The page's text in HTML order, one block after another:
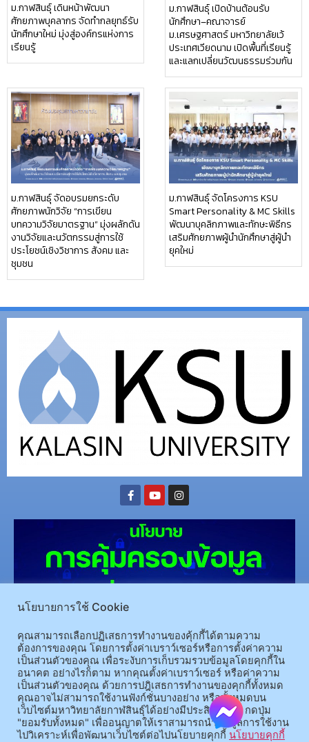
ม.กาฬสินธุ์ เดินหน้าพัฒนา
ศักยภาพบุคลากร จัดทำกลยุทธ์รับ
นักศึกษาใหม่ มุ่งสู่องค์กรแห่งการ
เรียนรู้
ม.กาฬสินธุ์ เปิดบ้านต้อนรับ
นักศึกษา–คณาจารย์
ม.เศรษฐศาสตร์ มหาวิทยาลัยเว้
ประเทศเวียดนาม เปิดพื้นที่เรียนรู้
และแลกเปลี่ยนวัฒนธรรมร่วมกัน
ม.กาฬสินธุ์ จัดอบรมยกระดับ
ศักยภาพนักวิจัย “การเขียน
บทความวิจัยมาตรฐาน” มุ่งผลักดัน
งานวิจัยและนวัตกรรมสู่การใช้
ประโยชน์เชิงวิชาการ สังคม และ
ชุมชน
ม.กาฬสินธุ์ จัดโครงการ KSU
Smart Personality & MC Skills
พัฒนาบุคลิกภาพและทักษะพิธีกร
เสริมศักยภาพผู้นำนักศึกษาสู่ผู้นำ
ยุคใหม่
(อ.นามน)13 หมู่ 14 ต.สงเปลือย อ.นามน จ.กาฬสินธุ์ 46230โทรศัพท์ : 043-602-055 โทรสาร :
043-602-044
(อ.เมือง)62/1 ถ.เกษตรสมบูรณ์ ต.กาฬสินธุ์ อ.เมือง จ.กาฬสินธุ์ 46000 โทรศัพท์ 043-811128 08-
64584360 โทรสาร 043-813070
© 2025 All rights Reserved.
นโยบายการใช้ Cookie
คุณสามารถเลือกปฏิเสธการทำงานของคุ้กกี้ได้ตามความ
ต้องการของคุณ โดยการตั้งค่าเบราว์เซอร์หรือการตั้งค่าความ
เป็นส่วนตัวของคุณ เพื่อระงับการเก็บรวมรวบข้อมูลโดยคุกกี้ใน
อนาคต อย่างไรก็ตาม หากคุณตั้งค่าเบราว์เซอร์ หรือค่าความ
เป็นส่วนตัวของคุณ ด้วยการปฎิเสธการทำงานของคุกกี้ทั้งหมด
คุณอาจไม่สามารถใช้งานฟังก์ชั่นบางอย่าง หรือทั้งหมดบน
เว็บไซต์มหาวิทยาลัยกาฬสินธุ์ได้อย่างมีประสิทธิภาพ กดปุ่ม
"ยอมรับทั้งหมด" เพื่ออนุญาตให้เราสามารถนำข้อมูลการใช้งาน
ไปวิเคราะห์เพื่อพัฒนาเว็บไซต์ต่อไปนโยบายคุกกี้ นโยบายคุกกี้